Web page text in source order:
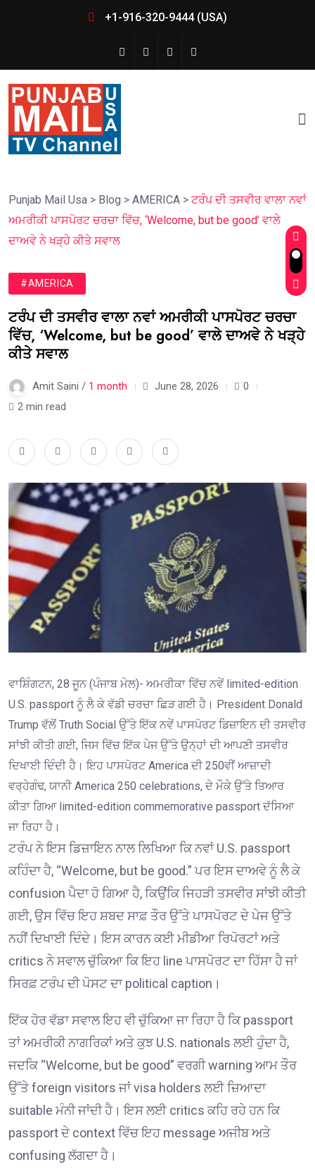
+1-916-320-9444 (USA)
Punjab Mail Usa > Blog > AMERICA > ਟਰੰਪ ਦੀ ਤਸਵੀਰ ਵਾਲਾ ਨਵਾਂ
ਅਮਰੀਕੀ ਪਾਸਪੋਰਟ ਚਰਚਾ ਵਿੱਚ, ‘Welcome, but be good’ ਵਾਲੇ
ਦਾਅਵੇ ਨੇ ਖੜ੍ਹੇ ਕੀਤੇ ਸਵਾਲ
#AMERICA
ਟਰੰਪ ਦੀ ਤਸਵੀਰ ਵਾਲਾ ਨਵਾਂ ਅਮਰੀਕੀ ਪਾਸਪੋਰਟ ਚਰਚਾ
ਵਿੱਚ, ‘Welcome, but be good’ ਵਾਲੇ ਦਾਅਵੇ ਨੇ ਖੜ੍ਹੇ
ਕੀਤੇ ਸਵਾਲ
Amit Saini / 1 month June 28, 2026
0
2 min read
ਵਾਸ਼ਿੰਗਟਨ, 28 ਜੂਨ (ਪੰਜਾਬ ਮੇਲ)- ਅਮਰੀਕਾ ਵਿੱਚ ਨਵੇਂ limited-edition
U.S. passport ਨੂੰ ਲੈ ਕੇ ਵੱਡੀ ਚਰਚਾ ਛਿੜ ਗਈ ਹੈ। President Donald
Trump ਵੱਲੋਂ Truth Social ਉੱਤੇ ਇੱਕ ਨਵੇਂ ਪਾਸਪੋਰਟ ਡਿਜ਼ਾਇਨ ਦੀ ਤਸਵੀਰ
ਸਾਂਝੀ ਕੀਤੀ ਗਈ, ਜਿਸ ਵਿੱਚ ਇੱਕ ਪੇਜ ਉੱਤੇ ਉਨ੍ਹਾਂ ਦੀ ਆਪਣੀ ਤਸਵੀਰ
ਦਿਖਾਈ ਦਿੰਦੀ ਹੈ। ਇਹ ਪਾਸਪੋਰਟ America ਦੀ 250ਵੀਂ ਆਜ਼ਾਦੀ
ਵਰ੍ਹੇਗੰਢ, ਯਾਨੀ America 250 celebrations, ਦੇ ਮੌਕੇ ਉੱਤੇ ਤਿਆਰ
ਕੀਤਾ ਗਿਆ limited-edition commemorative passport ਦੱਸਿਆ
ਜਾ ਰਿਹਾ ਹੈ।
ਟਰੰਪ ਨੇ ਇਸ ਡਿਜ਼ਾਇਨ ਨਾਲ ਲਿਖਿਆ ਕਿ ਨਵਾਂ U.S. passport
ਕਹਿੰਦਾ ਹੈ, “Welcome, but be good.” ਪਰ ਇਸ ਦਾਅਵੇ ਨੂੰ ਲੈ ਕੇ
confusion ਪੈਦਾ ਹੋ ਗਿਆ ਹੈ, ਕਿਉਂਕਿ ਜਿਹੜੀ ਤਸਵੀਰ ਸਾਂਝੀ ਕੀਤੀ
ਗਈ, ਉਸ ਵਿੱਚ ਇਹ ਸ਼ਬਦ ਸਾਫ਼ ਤੌਰ ਉੱਤੇ ਪਾਸਪੋਰਟ ਦੇ ਪੇਜ ਉੱਤੇ
ਨਹੀਂ ਦਿਖਾਈ ਦਿੰਦੇ। ਇਸ ਕਾਰਨ ਕਈ ਮੀਡੀਆ ਰਿਪੋਰਟਾਂ ਅਤੇ
critics ਨੇ ਸਵਾਲ ਚੁੱਕਿਆ ਕਿ ਇਹ line ਪਾਸਪੋਰਟ ਦਾ ਹਿੱਸਾ ਹੈ ਜਾਂ
ਸਿਰਫ਼ ਟਰੰਪ ਦੀ ਪੋਸਟ ਦਾ political caption।
ਇੱਕ ਹੋਰ ਵੱਡਾ ਸਵਾਲ ਇਹ ਵੀ ਚੁੱਕਿਆ ਜਾ ਰਿਹਾ ਹੈ ਕਿ passport
ਤਾਂ ਅਮਰੀਕੀ ਨਾਗਰਿਕਾਂ ਅਤੇ ਕੁਝ U.S. nationals ਲਈ ਹੁੰਦਾ ਹੈ,
ਜਦਕਿ “Welcome, but be good” ਵਰਗੀ warning ਆਮ ਤੌਰ
ਉੱਤੇ foreign visitors ਜਾਂ visa holders ਲਈ ਜ਼ਿਆਦਾ
suitable ਮੰਨੀ ਜਾਂਦੀ ਹੈ। ਇਸ ਲਈ critics ਕਹਿ ਰਹੇ ਹਨ ਕਿ
passport ਦੇ context ਵਿੱਚ ਇਹ message ਅਜੀਬ ਅਤੇ
confusing ਲੱਗਦਾ ਹੈ।